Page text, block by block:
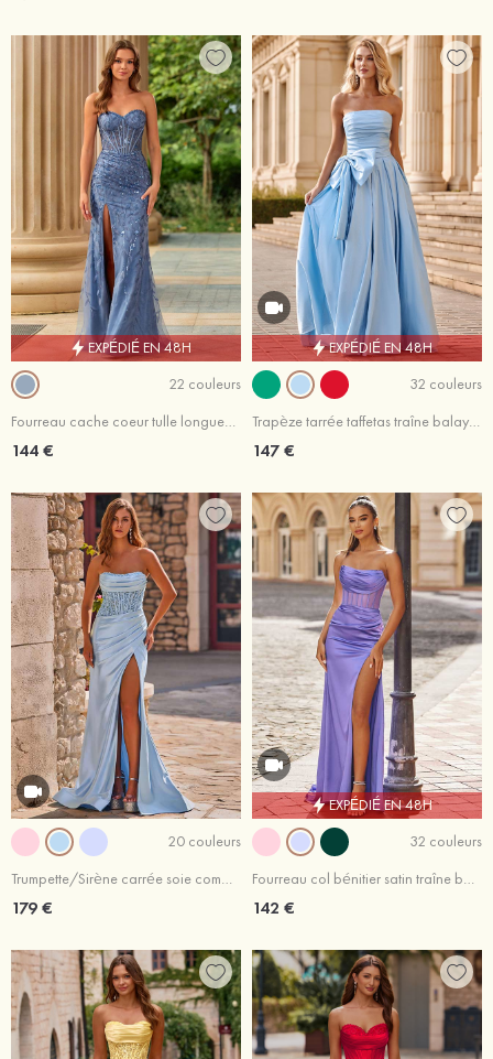
EXPÉDIÉ EN 48H
22 couleurs
Fourreau cache coeur tulle longueur ras du sol robe de bal avec paillettes fendue
144 €
EXPÉDIÉ EN 48H
32 couleurs
Trapèze tarrée taffetas traîne balayage robe de bal avec noeud papillon
147 €
20 couleurs
Trumpette/Sirène carrée soie comme du satin traîne balayage robe de bal
179 €
EXPÉDIÉ EN 48H
32 couleurs
Fourreau col bénitier satin traîne balayage robe de bal
142 €